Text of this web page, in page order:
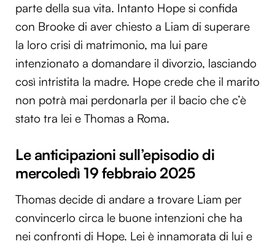
parte della sua vita. Intanto Hope si confida
con Brooke di aver chiesto a Liam di superare
la loro crisi di matrimonio, ma lui pare
intenzionato a domandare il divorzio, lasciando
così intristita la madre. Hope crede che il marito
non potrà mai perdonarla per il bacio che c’è
stato tra lei e Thomas a Roma.
Le anticipazioni sull’episodio di
mercoledì 19 febbraio 2025
Thomas decide di andare a trovare Liam per
convincerlo circa le buone intenzioni che ha
nei confronti di Hope. Lei è innamorata di lui e